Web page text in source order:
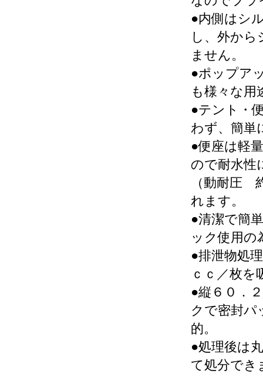
●内側はシ
し、外か
ません。
●ポップア
も様々な用
●テント・
わず、簡単
●便座は軽
ので耐水性
（動耐圧
れます。
●清潔で簡
ック使用の
●排泄物処
ｃｃ／枚を
●縦６０．
クで密封パ
的。
●処理後は
て処分でき